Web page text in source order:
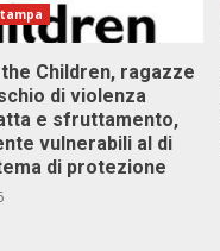
Children, ragazze
di violenza
e sfruttamento,
vulnerabili al di
di protezione